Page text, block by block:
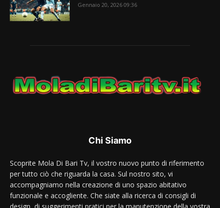
Gennaio 20, 2026 09:36
Chi Siamo
Scoprite Mola Di Bari Tv, il vostro nuovo punto di riferimento
per tutto ciò che riguarda la casa. Sul nostro sito, vi
accompagniamo nella creazione di uno spazio abitativo
funzionale e accogliente. Che siate alla ricerca di consigli di
design, di suggerimenti pratici per la manutenzione della vostra